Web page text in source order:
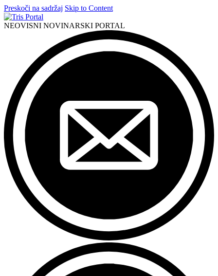
Preskoči na sadržaj Skip to Content
NEOVISNI NOVINARSKI PORTAL